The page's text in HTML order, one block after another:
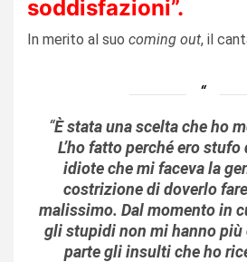
soddisfazioni”.
In merito al suo coming out, il
“È stata una scelta che ho
L’ho fatto perché ero
idiote che mi faceva la
costrizione di doverlo
malissimo. Dal momento in
gli stupidi non mi hanno più
parte gli insulti che ho